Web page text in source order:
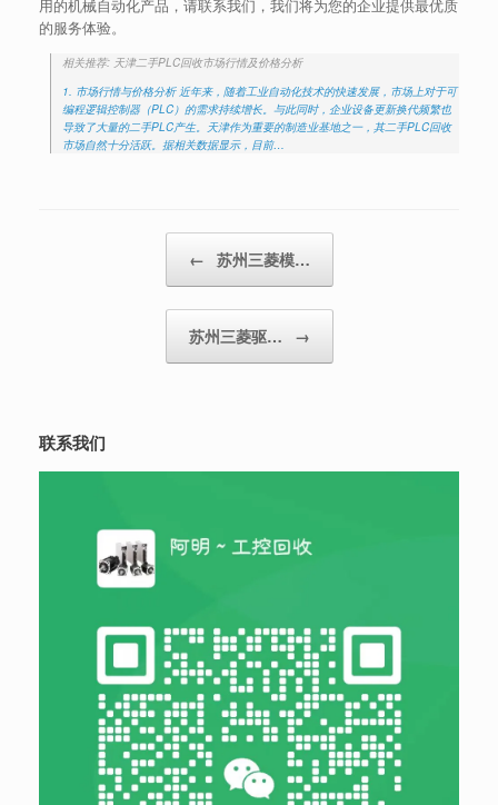
用的机械自动化产品，请联系我们，我们将为您的企业提供最优质
的服务体验。
相关推荐: 天津二手PLC回收市场行情及价格分析
1. 市场行情与价格分析 近年来，随着工业自动化技术的快速发展，市场上对于可
编程逻辑控制器（PLC）的需求持续增长。与此同时，企业设备更新换代频繁也
导致了大量的二手PLC产生。天津作为重要的制造业基地之一，其二手PLC回收
市场自然十分活跃。据相关数据显示，目前…
← 苏州三菱模…
苏州三菱驱… →
联系我们